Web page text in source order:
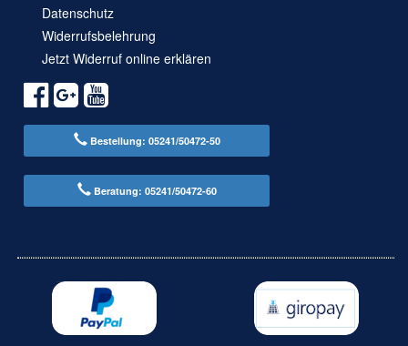
Datenschutz
Widerrufsbelehrung
Jetzt Widerruf online erklären
Bestellung: 05241/50472-50
Beratung: 05241/50472-60